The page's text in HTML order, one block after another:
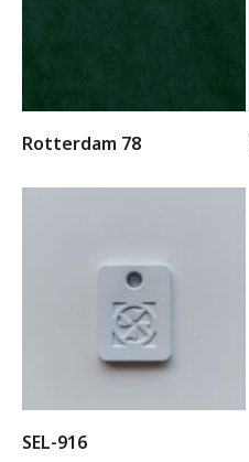
Rotterdam 78
SEL-916